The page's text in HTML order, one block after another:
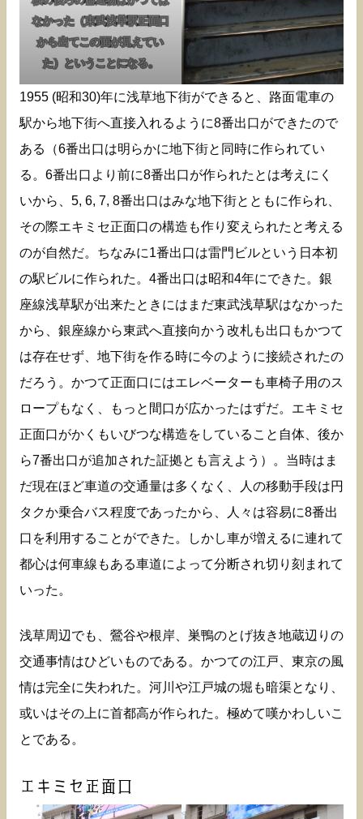
なかった（東武浅草駅正面口
から出てこの面が見えてい
た）ということになる。
1955 (昭和30)年に浅草地下街ができると、路面電車の
駅から地下街へ直接入れるように8番出口ができたので
ある（6番出口は明らかに地下街と同時に作られてい
る。6番出口より前に8番出口が作られたとは考えにく
いから、5, 6, 7, 8番出口はみな地下街とともに作られ、
その際エキミセ正面口の構造も作り変えられたと考える
のが自然だ。ちなみに1番出口は雷門ビルという日本初
の駅ビルに作られた。4番出口は昭和4年にできた。銀
座線浅草駅が出来たときにはまだ東武浅草駅はなかった
から、銀座線から東武へ直接向かう改札も出口もかつて
は存在せず、地下街を作る時に今のように接続されたの
だろう。かつて正面口にはエレベーターも車椅子用のス
ロープもなく、もっと間口が広かったはずだ。エキミセ
正面口がかくもいびつな構造をしていること自体、後か
ら7番出口が追加された証拠とも言えよう）。当時はま
だ現在ほど車道の交通量は多くなく、人の移動手段は円
タクか乗合バス程度であったから、人々は容易に8番出
口を利用することができた。しかし車が増えるに連れて
都心は何車線もある車道によって分断され切り刻まれて
いった。
浅草周辺でも、鶯谷や根岸、巣鴨のとげ抜き地蔵辺りの
交通事情はひどいものである。かつての江戸、東京の風
情は完全に失われた。河川や江戸城の堀も暗渠となり、
或いはその上に首都高が作られた。極めて嘆かわしいこ
とである。
エキミセ正面口